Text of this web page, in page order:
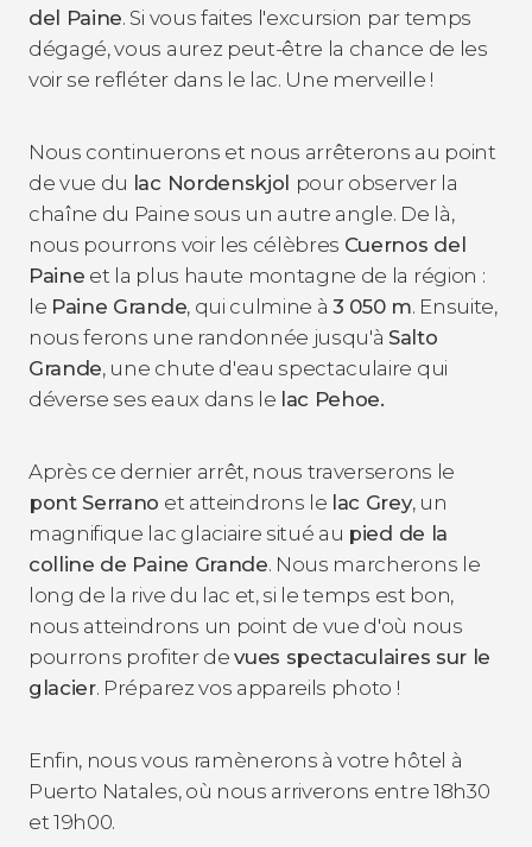
del Paine. Si vous faites l'excursion par temps
dégagé, vous aurez peut-être la chance de les
voir se refléter dans le lac. Une merveille !
Nous continuerons et nous arrêterons au point
de vue du lac Nordenskjol pour observer la
chaîne du Paine sous un autre angle. De là,
nous pourrons voir les célèbres Cuernos del
Paine et la plus haute montagne de la région :
le Paine Grande, qui culmine à3 050 m. Ensuite,
nous ferons une randonnée jusqu'à Salto
Grande, une chute d'eau spectaculaire qui
déverse ses eaux dans le lac Pehoe.
Après ce dernier arrêt, nous traverserons le
pont Serrano et atteindrons le lac Grey, un
magnifique lac glaciaire situé au pied de la
colline de Paine Grande. Nous marcherons le
long de la rive du lac et, si le temps est bon,
nous atteindrons un point de vue d'où nous
pourrons profiter devues spectaculaires sur le
glacier. Préparez vos appareils photo !
Enfin, nous vous ramènerons à votre hôtel à
Puerto Natales, où nous arriverons entre 18h30
et 19h00.